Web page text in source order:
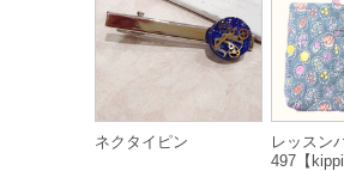
ネクタイピン
レッスン
497【